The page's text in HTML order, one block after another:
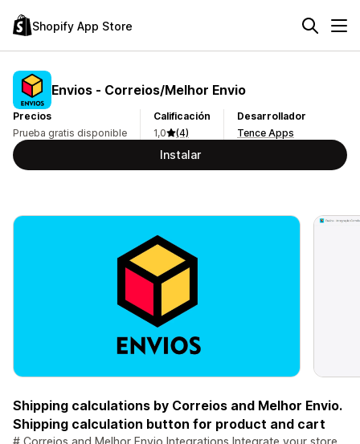
Shopify App Store
Envios ‑ Correios/Melhor Envio
Precios
Prueba gratis disponible
Calificación
1,0
(4)
Desarrollador
Tence Apps
Instalar
Shipping calculations by Correios and Melhor Envio.
Shipping calculation button for product and cart